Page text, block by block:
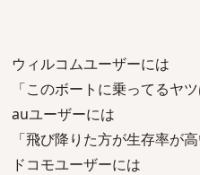
ウィルコムユーザーには
「このボートに乗ってるヤ
auユーザーには
「飛び降りた方が生存率が高
ドコモユーザーには